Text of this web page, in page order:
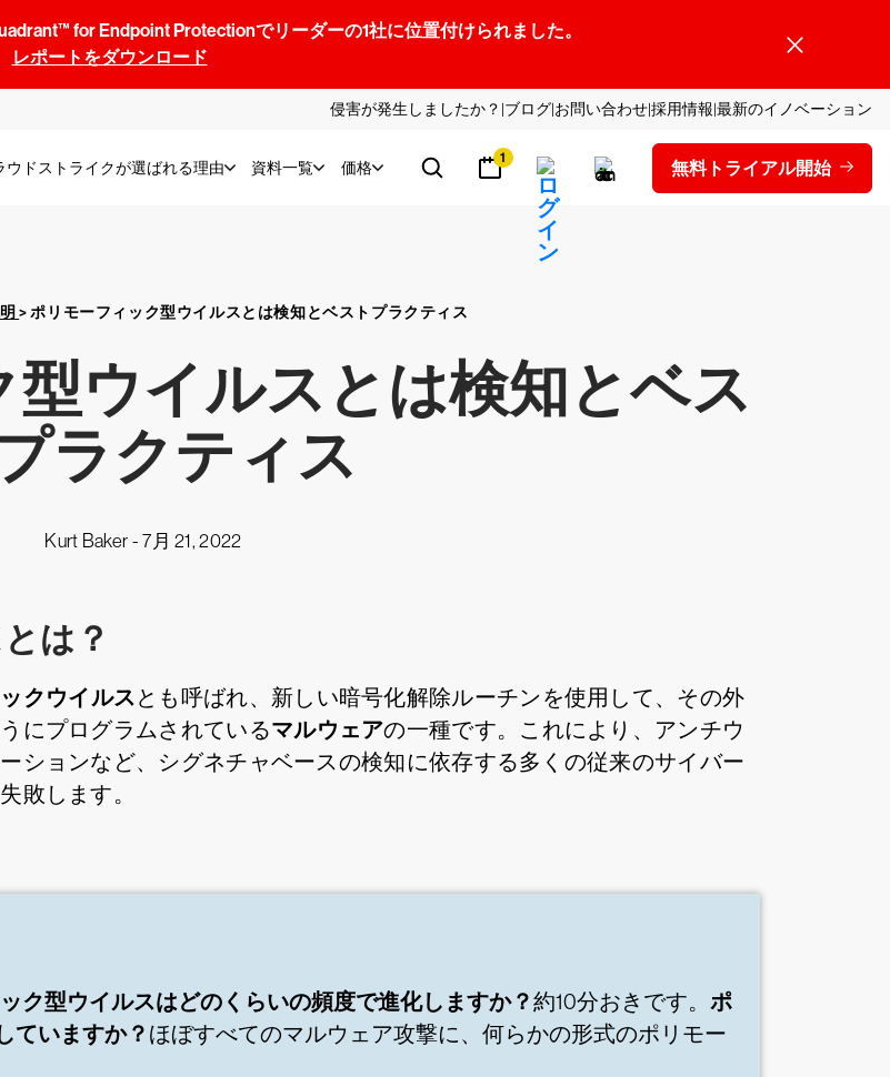
for Endpoint Protectionでリーダーの1社に位置付けられました。
レポートをダウンロード
侵害が発生しましたか？ ブログ お問い合わせ採用情報 最新のイノベーション
ウドストライクが選ばれる理由 資料一覧 価格 1 無料トライアル開始
>ポリモーフィック型ウイルスとは検知とベストプラクティス
ウイルスとは検知とベス
ラクティス
Kurt Baker -7月 21, 2022
は？
クウイルスとも呼ばれ、新しい暗号化解除ルーチンを使用して、その外
にプログラムされているマルウェアの一種です。これにより、アンチウ
ションなど、シグネチャベースの検知に依存する多くの従来のサイバー
敗します。
ク型ウイルスはどのくらいの頻度で進化しますか？約10分おきです。 ポ
ていますか？ ほぼすべてのマルウェア攻撃に、何らかの形式のポリモー